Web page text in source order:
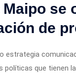
se
de
estrategia
políticas que tienen